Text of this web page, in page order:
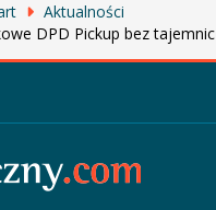
Aktualności
DPD Pickup bez tajemnic